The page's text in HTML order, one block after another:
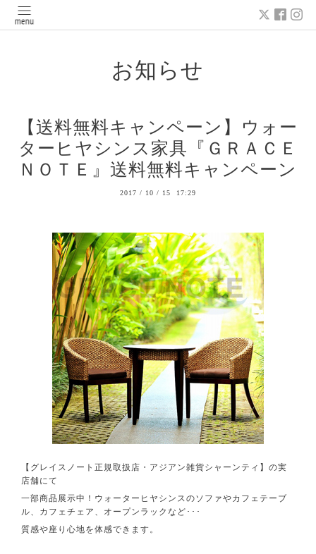
お知らせ
【送料無料キャンペーン】ウォー
ターヒヤシンス家具『ＧＲＡＣＥ
ＮＯＴＥ』送料無料キャンペーン
2017 / 10 / 15 17:29
【グレイスノート正規取扱店・アジアン雑貨シャーンティ】の実
店舗にて
一部商品展示中！ウォーターヒヤシンスのソファやカフェテーブ
ル、カフェチェア、オープンラックなど･･･
質感や座り心地を体感できます。